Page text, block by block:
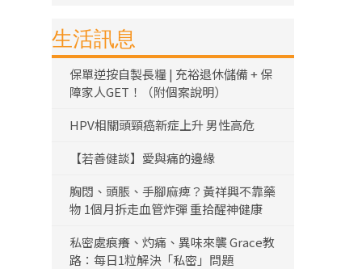
生活訊息
保單逆按自製長糧 | 充裕退休儲備 + 保
障家人GET！（附個案說明）
HPV相關頭頸癌新症上升 男性高危
【若善健談】愛與痛的邊緣
胸悶、頭脹、手腳麻痺？黃祥興不靠藥
物 1個月拆走血管炸彈 重拾醒神健康
私密處痕癢、灼痛、異味來襲 Grace教
路：每日1粒解決「私密」問題